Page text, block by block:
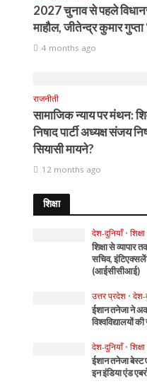
2027 चुनाव से पहले
माहौल, जीतेन्द्र कुमार
4 months ago
राजनीती
सामाजिक न्याय पर मंथन:
निषाद पार्टी अध्यक्ष संजय
सियासी मायने?
12 months ago
शिक्षा
देश-दुनियाँ • शिक्षा
शिक्षा से व्यापार
सचिव,
(आईसीसीआई)
उत्तर प्रदेश • देश-
ईशान तनेजा ने
विश्वविद्यालयों
देश-दुनियाँ • शिक्षा
ईशान तनेजा बेस्ट
इन इंडिया एंड